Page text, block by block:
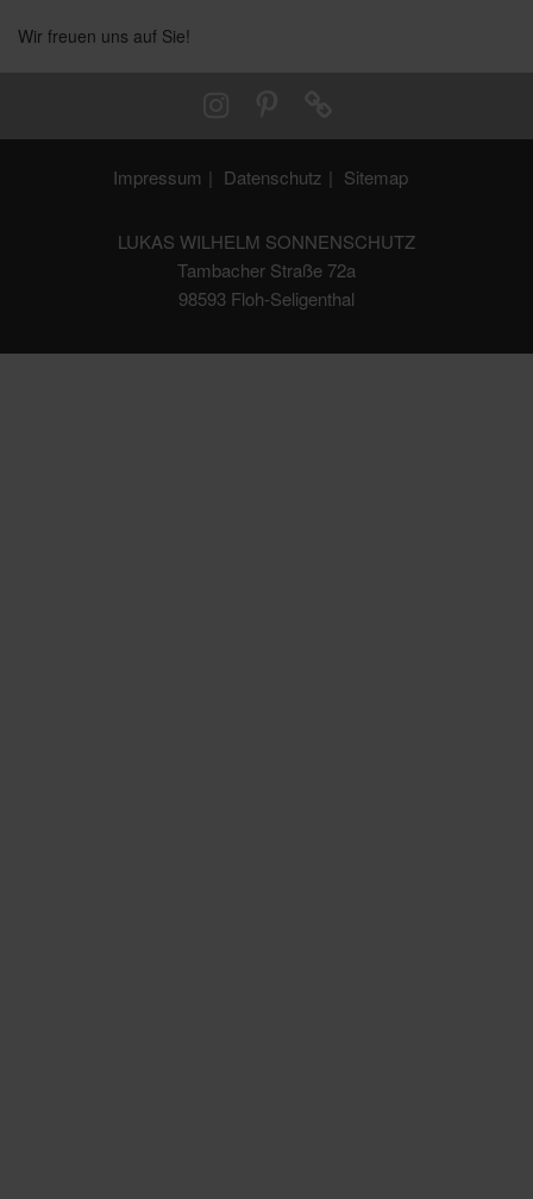
Wir freuen uns auf Sie!
Impressum Datenschutz Sitemap
LUKAS WILHELM SONNENSCHUTZ
Tambacher Straße 72a
98593 Floh-Seligenthal